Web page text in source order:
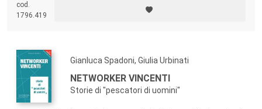
sportivo Andrea Vidotti.
cod.
1796.419
Gianluca Spadoni, Giulia Urbinati
NETWORKER VINCENTI
Storie di "pescatori di uomini"